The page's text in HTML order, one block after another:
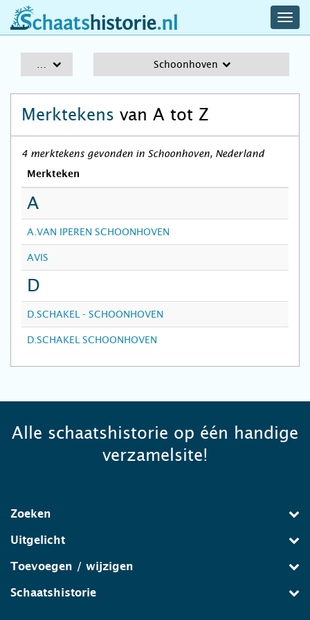
schaatshistorie.nl
Schoonhoven
Merktekens van A tot Z
4 merktekens gevonden in Schoonhoven, Nederland
Merkteken
A
A.VAN IPEREN SCHOONHOVEN
AVIS
D
D.SCHAKEL - SCHOONHOVEN
D.SCHAKEL SCHOONHOVEN
Alle schaatshistorie op één handige
verzamelsite!
Zoeken
Uitgelicht
Toevoegen / wijzigen
Schaatshistorie